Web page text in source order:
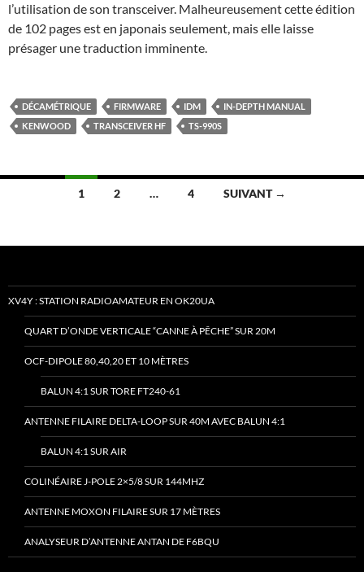
l’utilisation de son transceiver. Malheureusement cette édition
de 102 pages est en japonais seulement, mais elle laisse
présager une traduction imminente.
DÉCAMÉTRIQUE FIRMWARE IDM
IN-DEPTH MANUAL
KENWOOD
TRANSCEIVER HF TS-990S
Navigation
articles
1 2 … 4 SUIVANT →
XV4Y : STATION RADIOAMATEUR EN OK20UA
QUART D’ONDE VERTICALE “CANNE À PÊCHE” SUR 20M
OCF-DIPOLE 80,40,20 ET 10 MÈTRES
BALUN 4:1 SUR TORE FT240-61
ANTENNE FILAIRE DELTA-LOOP SUR 40M AVEC BALUN 4:1
BALUN 4:1 SUR AIR
COLINÉAIRE J-POLE 2×5/8 SUR 144MHZ
ANTENNE MOXON FILAIRE SUR 17 MÈTRES
ANALYSEUR D’ANTENNE ANTAN DE F6BQU